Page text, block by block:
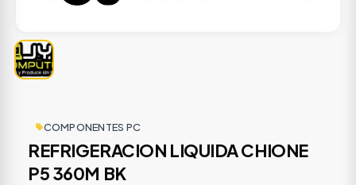
COMPONENTES PC
REFRIGERACION LIQUIDA CHIONE
P5 360M BK